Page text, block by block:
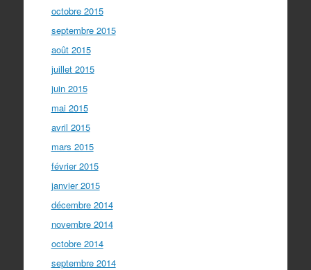
octobre 2015
septembre 2015
août 2015
juillet 2015
juin 2015
mai 2015
avril 2015
mars 2015
février 2015
janvier 2015
décembre 2014
novembre 2014
octobre 2014
septembre 2014